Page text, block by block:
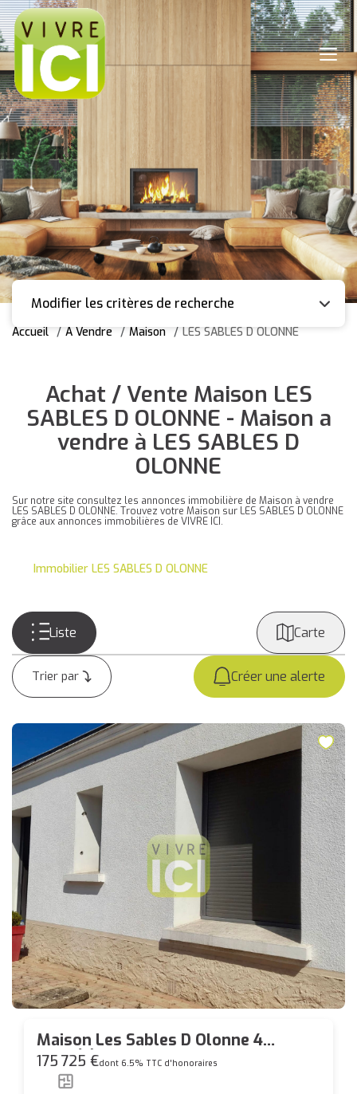
Modifier les critères de recherche
Accueil A Vendre Maison LES SABLES D OLONNE
Achat / Vente Maison LES
SABLES D OLONNE - Maison a
vendre à LES SABLES D
OLONNE
Sur notre site consultez les annonces immobilière de Maison à vendre
LES SABLES D OLONNE. Trouvez votre Maison sur LES SABLES D OLONNE
grâce aux annonces immobilières de VIVRE ICI.
Immobilier LES SABLES D OLONNE
Créer une alerte
Liste Carte
Maison Les Sables D Olonne 4
pièce(s) 71.0 m²
175 725 €dont 6.5% TTC d'honoraires